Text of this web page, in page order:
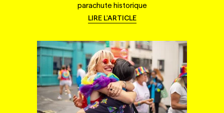
parachute historique
LIRE L'ARTICLE